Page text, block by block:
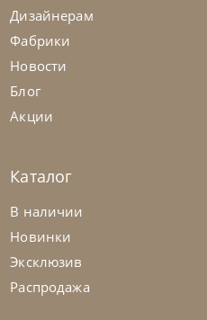
Дизайнерам
Фабрики
Новости
Блог
Акции
Каталог
В наличии
Новинки
Эксклюзив
Распродажа